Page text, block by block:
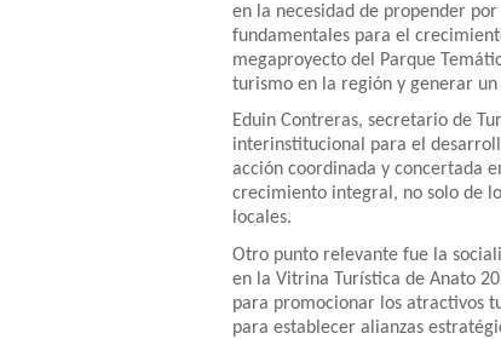
en la necesidad de propender
fundamentales para el
megaproyecto del Parque
turismo en la región y generar
Eduin Contreras, secretario de
interinstitucional para el
acción coordinada y concertada
crecimiento integral, no solo de
locales.
Otro punto relevante fue la
en la Vitrina Turística de Anato
para promocionar los atractivos
para establecer alianzas